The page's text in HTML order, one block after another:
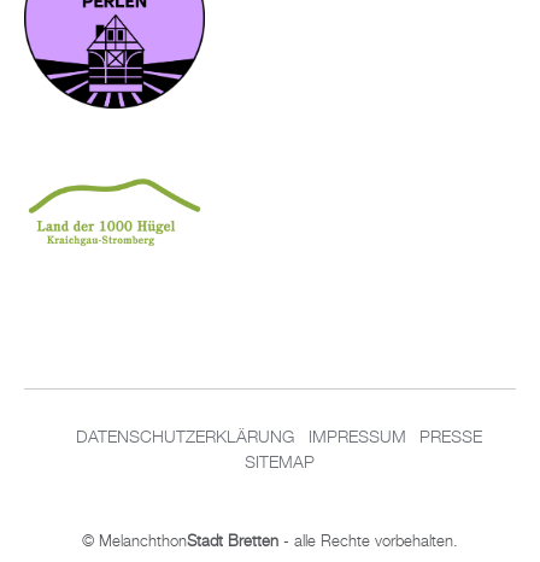
DATENSCHUTZERKLÄRUNG IMPRESSUM
PRESSE
SITEMAP
© MelanchthonStadt Bretten - alle Rechte vorbehalten.